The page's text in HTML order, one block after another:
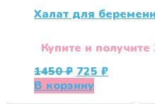
Халат для
Купите и
1450₽
цена
725 ₽Текущая
В корзину